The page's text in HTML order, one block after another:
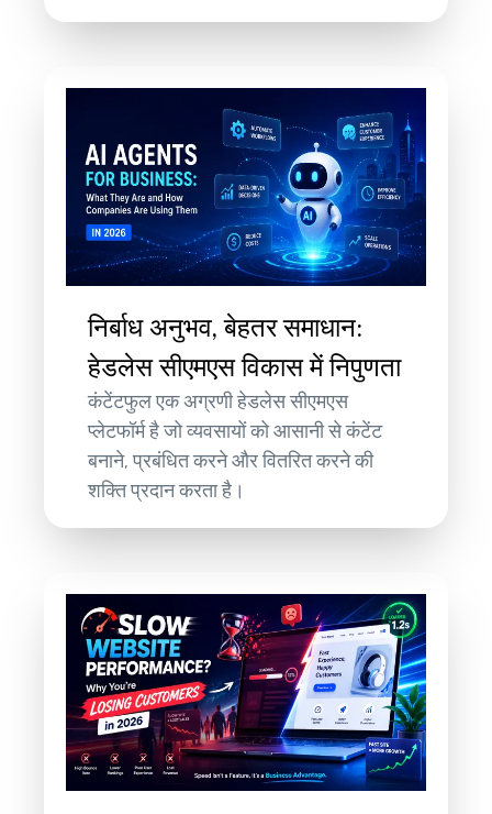
निर्बाध अनुभव, बेहतर समाधान:
हेडलेस सीएमएस विकास में निपुणता
कंटेंटफुल एक अग्रणी हेडलेस सीएमएस
प्लेटफॉर्म है जो व्यवसायों को आसानी से कंटेंट
बनाने, प्रबंधित करने और वितरित करने की
शक्ति प्रदान करता है।